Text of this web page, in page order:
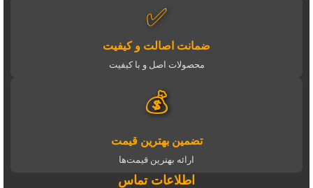
✅
ضمانت اصالت و کیفیت
محصولات اصل و با کیفیت
💰
تضمین بهترین قیمت
ارائه بهترین قیمت‌ها
اطلاعات تماس